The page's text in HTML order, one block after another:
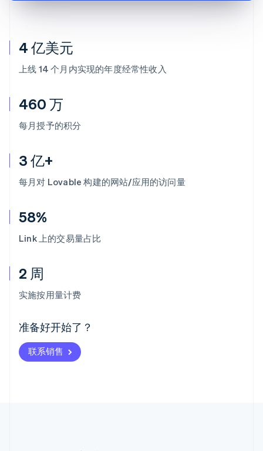
4 亿美元
上线 14 个月内实现的年度经常性收入
460 万
每月授予的积分
3 亿+
每月对 Lovable 构建的网站/应用的访问量
58%
Link 上的交易量占比
2 周
实施按用量计费
准备好开始了？
联系销售
阿联酋
爱尔兰
爱沙尼亚
English
奥地利
Deutsch English